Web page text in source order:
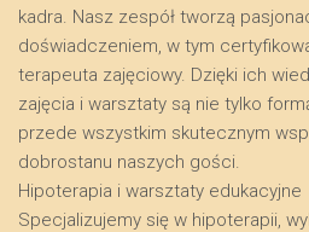
kadra. Nasz zespół tworzą
doświadczeniem, w tym
terapeuta zajęciowy. Dzięki ich
zajęcia i warsztaty są nie tylko
przede wszystkim skutecznym
dobrostanu naszych gości.
​Hipoterapia i warsztaty edukacyjne
​Specjalizujemy się w hipoterapii,